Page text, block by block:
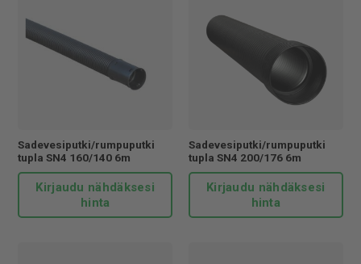
Sadevesiputki/rumpuputki
tupla SN4 160/140 6m
Kirjaudu nähdäksesi
hinta
Sadevesiputki/rumpuputki
tupla SN4 200/176 6m
Kirjaudu nähdäksesi
hinta